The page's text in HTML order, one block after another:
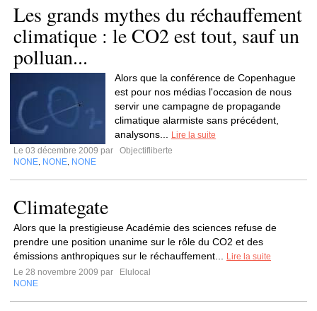
Les grands mythes du réchauffement
climatique : le CO2 est tout, sauf un
polluan...
Alors que la conférence de Copenhague
est pour nos médias l'occasion de nous
servir une campagne de propagande
climatique alarmiste sans précédent,
analysons...
Lire la suite
Le 03 décembre 2009 par
Objectifliberte
NONE NONE NONE
Climategate
Alors que la prestigieuse Académie des sciences refuse de
prendre une position unanime sur le rôle du CO2 et des
émissions anthropiques sur le réchauffement...
Lire la suite
Le 28 novembre 2009 par
Elulocal
NONE